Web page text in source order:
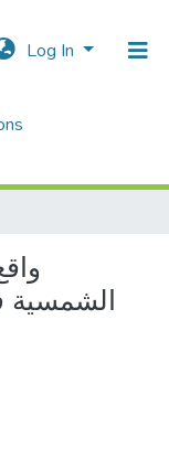
Log In
الشمسية